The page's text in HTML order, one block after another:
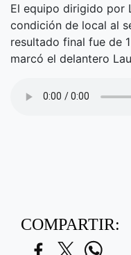
El equipo dirigido por
condición de local al
resultado final fue de
marcó el delantero
COMPARTIR: